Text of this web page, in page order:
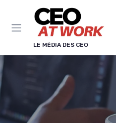
LE MÉDIA DES CEO
Panneau de gestion des cookies